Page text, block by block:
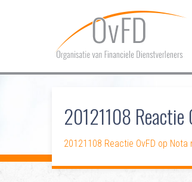
20121108 Reactie
20121108 Reactie OvFD op